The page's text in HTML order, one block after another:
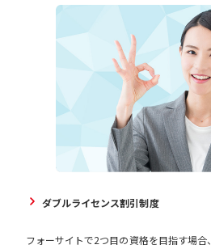
ダブルライセンス割引制度
フォーサイトで2つ目の資格を目指す場合、